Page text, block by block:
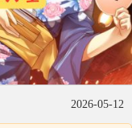
2026-05-12